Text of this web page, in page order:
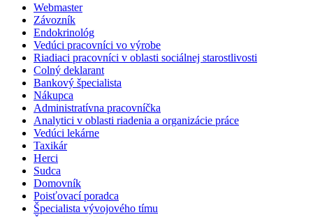
Webmaster
Závozník
Endokrinológ
Vedúci pracovníci vo výrobe
Riadiaci pracovníci v oblasti sociálnej starostlivosti
Colný deklarant
Bankový špecialista
Nákupca
Administratívna pracovníčka
Analytici v oblasti riadenia a organizácie práce
Vedúci lekárne
Taxikár
Herci
Sudca
Domovník
Poisťovací poradca
Špecialista vývojového tímu